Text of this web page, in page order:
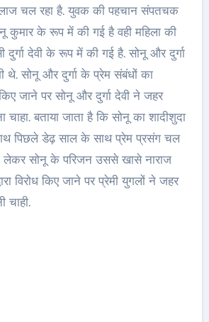
चल रहा है. युवक की पहचान संपतचक
कुमार के रूप में की गई है वही महिला की
दुर्गा देवी के रूप में की गई है. सोनू और दुर्गा
थे. सोनू और दुर्गा के प्रेम संबंधों का
किए जाने पर सोनू और दुर्गा देवी ने जहर
बताया जाता है कि सोनू का शादीशुदा
पिछले डेढ़ साल के साथ प्रेम प्रसंग चल
लेकर सोनू के परिजन उससे खासे नाराज
विरोध किए जाने पर प्रेमी युगलों ने जहर